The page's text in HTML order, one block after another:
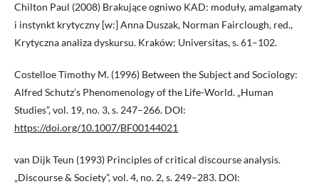
Chilton Paul (2008) Brakujące ogniwo KAD: moduły, amalgamaty
i instynkt krytyczny [w:] Anna Duszak, Norman Fairclough, red.,
Krytyczna analiza dyskursu. Kraków: Universitas, s. 61–102.
Costelloe Timothy M. (1996) Between the Subject and Sociology:
Alfred Schutz’s Phenomenology of the Life-World. „Human
Studies”, vol. 19, no. 3, s. 247–266. DOI:
https://doi.org/10.1007/BF00144021
van Dijk Teun (1993) Principles of critical discourse analysis.
„Discourse & Society”, vol. 4, no. 2, s. 249–283. DOI: